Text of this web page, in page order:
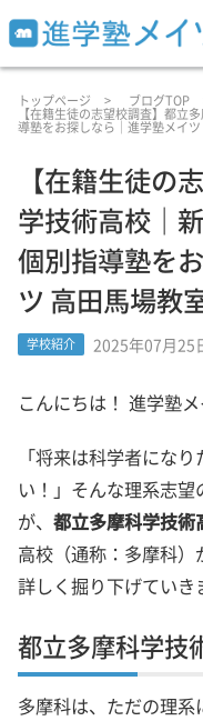
トップページ ブログTOP
【在籍生徒の志望校調査】都立
導塾をお探しなら｜進学塾メイ
【在籍生徒の
学技術高校｜
個別指導塾を
ツ 高田馬場教
学校紹介 2025年07月25
こんにちは！ 進学塾
「将来は科学者にな
い！」そんな理系志
が、 都立多摩科学技術
高校（通称：多摩科
詳しく掘り下げていき
都立多摩科学技
多摩科は、ただの理